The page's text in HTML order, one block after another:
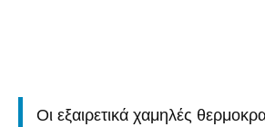
Οι εξαιρετικά χαμηλές